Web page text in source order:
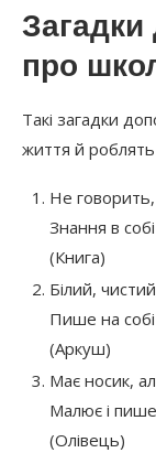
Загадки
про
Такі загадки
життя й роблять
Не
Знання в собі
(Книга)
Білий,
Пише на
(Аркуш)
Має носик,
Малює і
(Олівець)